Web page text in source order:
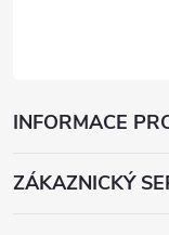
INFORMACE
ZÁKAZNICKÝ